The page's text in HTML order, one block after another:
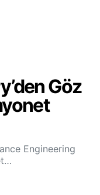
Göz
Engineering